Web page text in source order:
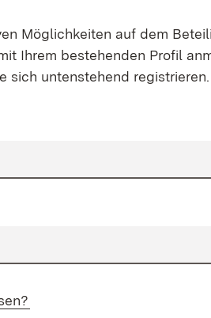
Möglichkeiten auf dem
Ihrem bestehenden Profil
sich untenstehend registrieren.